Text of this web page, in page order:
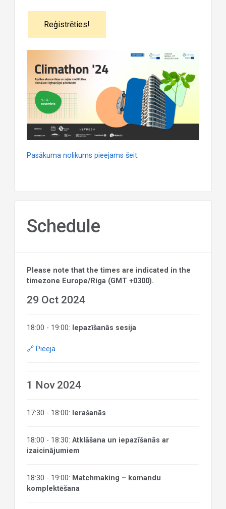
Reģistrēties!
Pasākuma nolikums pieejams šeit.
Schedule
Please note that the times are indicated in the
timezone Europe/Riga (GMT +0300).
29 Oct 2024
18:00 - 19:00: Iepazīšanās sesija
🔗 Pieeja
1 Nov 2024
17:30 - 18:00: Ierašanās
18:00 - 18:30: Atklāšana un iepazīšanās ar
izaicinājumiem
18:30 - 19:00: Matchmaking – komandu
komplektēšana